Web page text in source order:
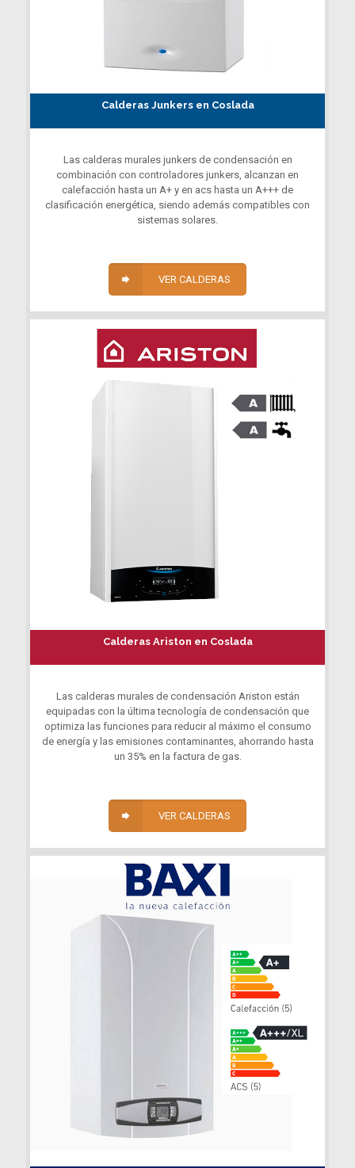
Calderas Junkers en Coslada
Las calderas murales junkers de condensación en
combinación con controladores junkers, alcanzan en
calefacción hasta un A+ y en acs hasta un A+++ de
clasificación energética, siendo además compatibles con
sistemas solares.
VER CALDERAS
Calderas Ariston en Coslada
Las calderas murales de condensación Ariston están
equipadas con la última tecnología de condensación que
optimiza las funciones para reducir al máximo el consumo
de energía y las emisiones contaminantes, ahorrando hasta
un 35% en la factura de gas.
VER CALDERAS